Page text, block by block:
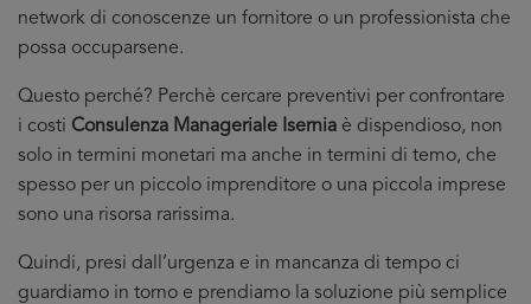
network di conoscenze un fornitore o un professionista che
possa occuparsene.
Questo perché? Perchè cercare preventivi per confrontare
i costi Consulenza Manageriale Isernia è dispendioso, non
solo in termini monetari ma anche in termini di temo, che
spesso per un piccolo imprenditore o una piccola imprese
sono una risorsa rarissima.
Quindi, presi dall’urgenza e in mancanza di tempo ci
guardiamo in torno e prendiamo la soluzione più semplice